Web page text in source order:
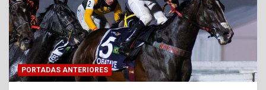
PORTADAS ANTERIORES